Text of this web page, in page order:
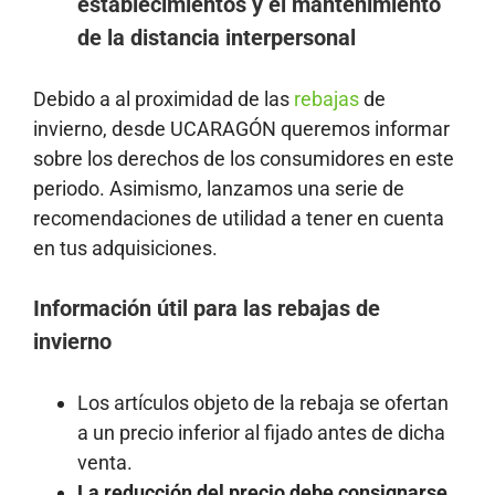
de la distancia interpersonal
Debido a al proximidad de las rebajasde
invierno, desde UCARAGÓN queremos informar
sobre los derechos de los consumidores en este
periodo. Asimismo, lanzamos una serie de
recomendaciones de utilidad a tener en cuenta
en tus adquisiciones.
Información útil ­para las rebajas de
invierno
Los artículos objeto de la rebaja se ofertan
a un precio inferior al fijado antes de dicha
venta.